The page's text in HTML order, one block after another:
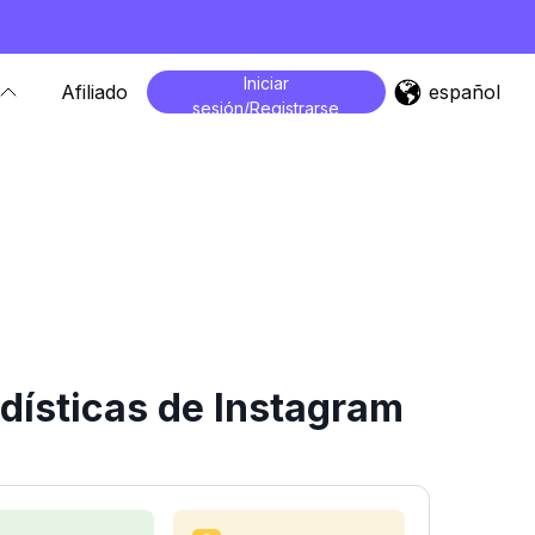
Afiliado
Iniciar
sesión/Registrarse
español
de Instagram